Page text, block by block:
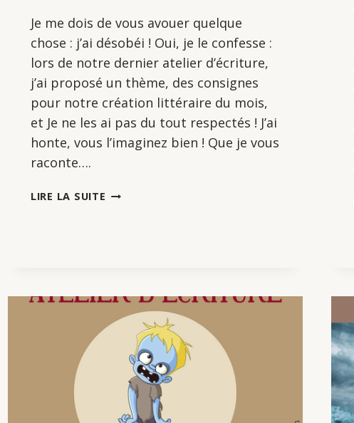
Je me dois de vous avouer quelque
chose : j’ai désobéi ! Oui, je le confesse :
lors de notre dernier atelier d’écriture,
j’ai proposé un thème, des consignes
pour notre création littéraire du mois,
et Je ne les ai pas du tout respectés ! J’ai
honte, vous l’imaginez bien ! Que je vous
raconte….
LIRE LA SUITE ATELIER